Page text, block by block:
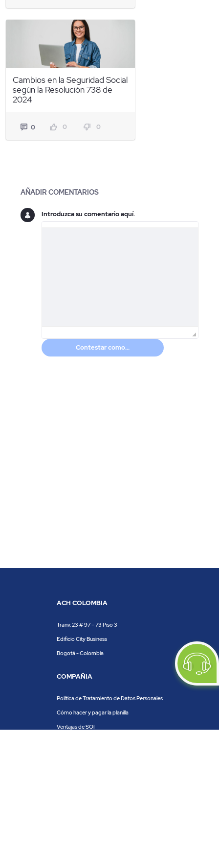
Cambios en la Seguridad Social
según la Resolución 738 de
2024
0 0 0
Blogs
AÑADIR COMENTARIOS
Introduzca su comentario aquí.
Contestar como...
ACH COLOMBIA
Tranv. 23 # 97 – 73 Piso 3
Edificio City Business
Bogotá - Colombia
COMPAÑIA
Política de Tratamiento de Datos Personales
Cómo hacer y pagar la planilla
Ventajas de SOI